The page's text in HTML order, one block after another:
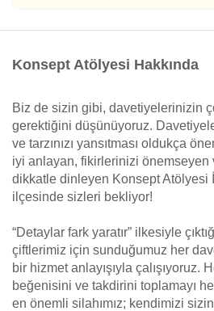
Konsept Atölyesi Hakkında
Biz de sizin gibi, davetiyelerinizin
gerektiğini düşünüyoruz.
ve tarzınızı yansıtması oldukça
iyi anlayan, fikirlerinizi önemseyen
dikkatle dinleyen Konsept Atölyesi
ilçesinde sizleri bekliyor!
“Detaylar fark yaratır” ilkesiyle
çiftlerimiz için sunduğumuz her
bir hizmet anlayışıyla çalışıyoruz.
beğenisini ve takdirini toplamayı
en önemli silahımız; kendimizi